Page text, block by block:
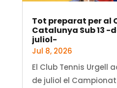
Tot preparat per al
Catalunya Sub 13 -
juliol-
Jul 8, 2026
El Club Tennis Urgell
de juliol el